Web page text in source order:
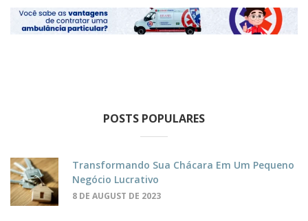
POSTS POPULARES
Transformando Sua Chácara Em Um Pequeno
Negócio Lucrativo
8 DE AUGUST DE 2023